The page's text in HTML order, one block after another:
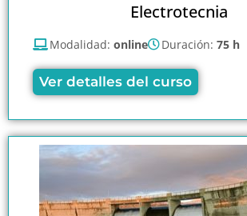
Electrotecnia
Modalidad: online Duración: 75 h
Ver detalles del curso